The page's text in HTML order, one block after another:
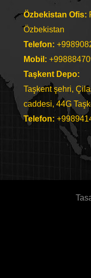
Özbekistan Ofis:
Özbekistan
Telefon:
Mobil:
Taşkent Depo:
Taşkent şehri,
caddesi, 44G
Telefon: